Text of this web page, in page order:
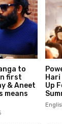
to
first
& Aneet
means
Hari
Up